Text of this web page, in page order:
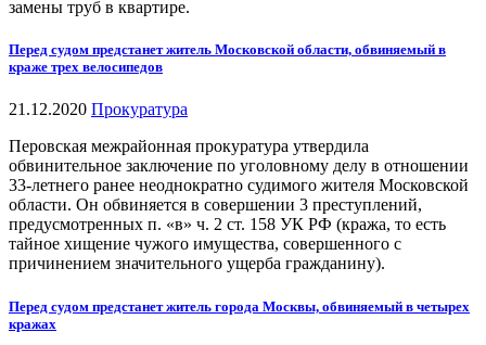
замены труб в квартире.
Перед судом предстанет житель Московской области, обвиняемый в
краже трех велосипедов
21.12.2020 Прокуратура
Перовская межрайонная прокуратура утвердила
обвинительное заключение по уголовному делу в отношении
33-летнего ранее неоднократно судимого жителя Московской
области. Он обвиняется в совершении 3 преступлений,
предусмотренных п. «в» ч. 2 ст. 158 УК РФ (кража, то есть
тайное хищение чужого имущества, совершенного с
причинением значительного ущерба гражданину).
Перед судом предстанет житель города Москвы, обвиняемый в четырех
кражах